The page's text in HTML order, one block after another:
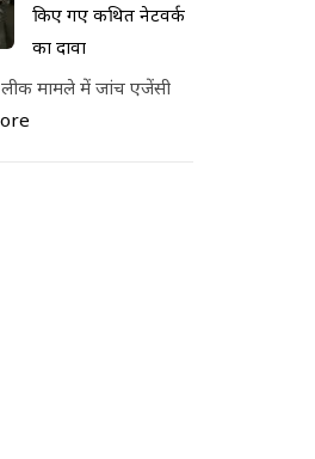
किए गए कथित नेटवर्क
का दावा
मामले में जांच एजेंसी